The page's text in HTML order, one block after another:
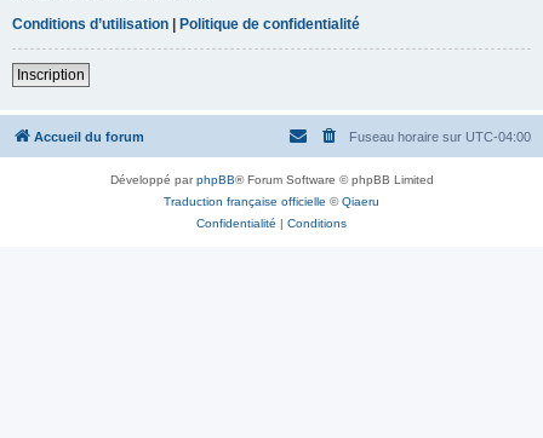
Conditions d’utilisation | Politique de confidentialité
Inscription
Accueil du forum Fuseau horaire sur UTC-04:00
Développé parphpBB® Forum Software © phpBB Limited
Traduction française officielle ©Qiaeru
Confidentialité | Conditions